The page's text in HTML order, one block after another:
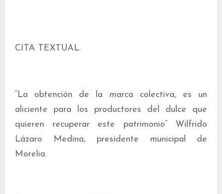
CITA TEXTUAL.
“La obtención de la marca colectiva, es un
aliciente para los productores del dulce que
quieren recuperar este patrimonio” Wilfrido
Lázaro Medina, presidente municipal de
Morelia.